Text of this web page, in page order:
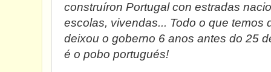
construíron Portugal con estradas
escolas, vivendas... Todo o que temos
deixou o goberno 6 anos antes do 25
é o pobo portugués!